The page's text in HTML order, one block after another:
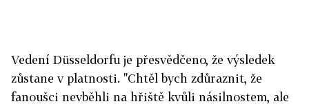
Vedení Düsseldorfu je přesvědčeno, že výsledek
zůstane v platnosti. "Chtěl bych zdůraznit, že
fanoušci nevběhli na hřiště kvůli násilnostem, ale